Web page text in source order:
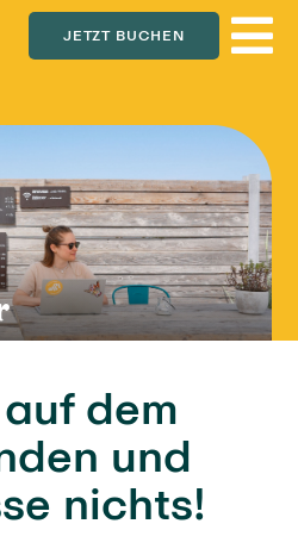
JETZT BUCHEN
dem
und
nichts!